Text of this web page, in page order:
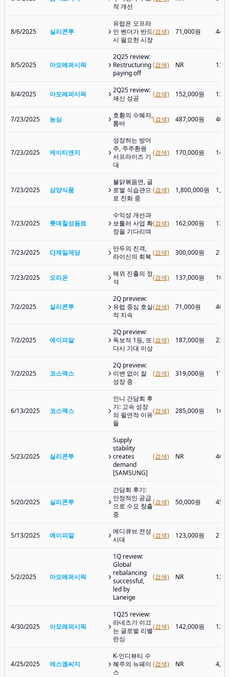
적 개선
8/6/2025 실리콘투
유럽은 오프라
인 벤더가 반드
시 필요한 시장
(검색) 71,000원
8/5/2025 아모레퍼시픽
2Q25 review:
Restructuring
paying off
(검색) NR
8/4/2025 아모레퍼시픽
2Q25 review:
쇄신 성공
(검색) 152,000원
7/23/2025 농심
호황의 수혜자,
툼바
(검색) 487,000원
7/23/2025 케이티앤지
성장하는 방어
주, 주주환원
서프라이즈 기
대
(검색) 170,000원
7/23/2025 삼양식품
불닭볶음면, 글
로벌 식습관으
로 진화 중
(검색) 1,800,000원
7/23/2025 롯데칠성음료
수익성 개선과
보틀러 사업 확
장을 기다리며
(검색) 162,000원
7/23/2025 CJ제일제당
만두의 진격,
라이신의 회복 (검색) 300,000원
7/23/2025 오리온
해외 진출의 정
석
(검색) 137,000원
7/2/2025 실리콘투
2Q preview:
유럽 중심 호실
적 지속
(검색) 71,000원
7/2/2025 에이피알
2Q preview:
독보적 1등, 또
다시 기대 이상
(검색) 187,000원
7/2/2025 코스맥스
2Q preview:
이변 없이 잘
성장 중
(검색) 319,000원
6/13/2025 코스맥스
인니 간담회 후
기: 고속 성장
의 필연적 이유
들
(검색) 285,000원
5/23/2025 실리콘투
Supply
stability
creates
demand
[SAMSUNG]
(검색) NR
5/20/2025 실리콘투
간담회 후기:
안정적인 공급
으로 수요 창출
중
(검색) 50,000원
5/13/2025 에이피알
메디큐브 전성
시대
(검색) 123,000원
5/2/2025 아모레퍼시픽
1Q review:
Global
rebalancing
successful,
led by
Laneige
(검색) NR
4/30/2025 아모레퍼시픽
1Q25 review:
라네즈가 이끄
는 글로벌 리밸
런싱
(검색) 142,000원
4/25/2025 에스엠씨지
K-인디뷰티 수
혜주의 뉴페이
스
(검색) NR